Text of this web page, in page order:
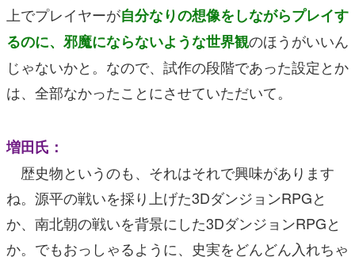
上でプレイヤーが自分なりの想像をしながらプレイす
るのに、邪魔にならないような世界観のほうがいいん
じゃないかと。なので、試作の段階であった設定とか
は、全部なかったことにさせていただいて。
増田氏：
歴史物というのも、それはそれで興味があります
ね。源平の戦いを採り上げた3DダンジョンRPGと
か、南北朝の戦いを背景にした3DダンジョンRPGと
か。でもおっしゃるように、史実をどんどん入れちゃ